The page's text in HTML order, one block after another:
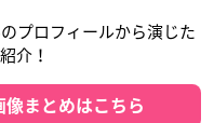
プロフィールから演じた
介！
像まとめはこちら